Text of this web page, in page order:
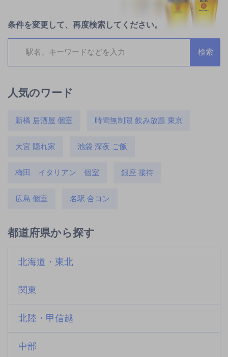
条件を変更して、再度検索してください。
人気のワード
新橋 居酒屋 個室 時間無制限 飲み放題 東京
大宮 隠れ家 池袋 深夜 ご飯
梅田 イタリアン 個室 銀座 接待
広島 個室 名駅 合コン
都道府県から探す
北海道・東北
関東
北陸・甲信越
中部